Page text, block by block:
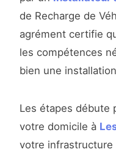
de Recharge de
agrément certifie
les compétences
bien une
Les étapes débute
votre domicile à
votre infrastructure